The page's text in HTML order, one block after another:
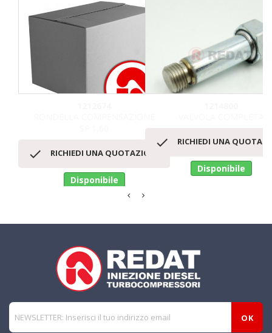
 RICHIEDI UNA QUOTAZIONE
Disponibile
 RICHIEDI UNA
Disponibile